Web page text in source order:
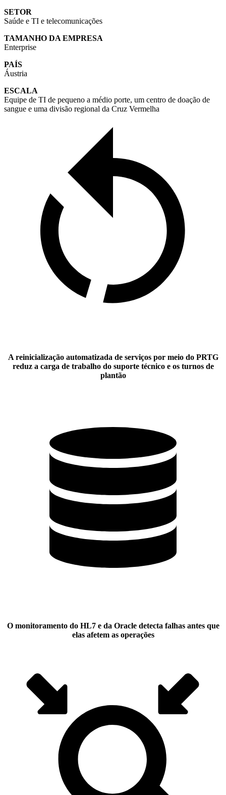
SETOR
Saúde e TI e telecomunicações
TAMANHO DA EMPRESA
Enterprise
PAÍS
Áustria
ESCALA
Equipe de TI de pequeno a médio porte, um centro de doação de
sangue e uma divisão regional da Cruz Vermelha
A reinicialização automatizada de serviços por meio do PRTG
reduz a carga de trabalho do suporte técnico e os turnos de
plantão
O monitoramento do HL7 e da Oracle detecta falhas antes que
elas afetem as operações